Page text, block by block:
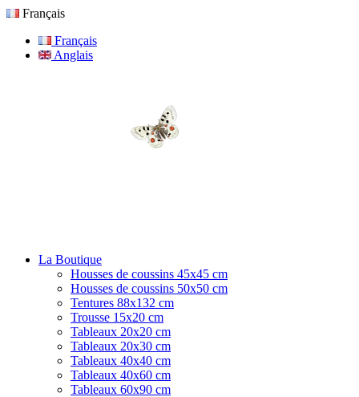
Français
Français
Anglais
La Boutique
Housses de coussins 45x45 cm
Housses de coussins 50x50 cm
Tentures 88x132 cm
Trousse 15x20 cm
Tableaux 20x20 cm
Tableaux 20x30 cm
Tableaux 40x40 cm
Tableaux 40x60 cm
Tableaux 60x90 cm